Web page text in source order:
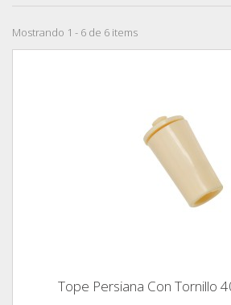
Mostrando 1 - 6 de 6 items
Tope Persiana Con Tornillo